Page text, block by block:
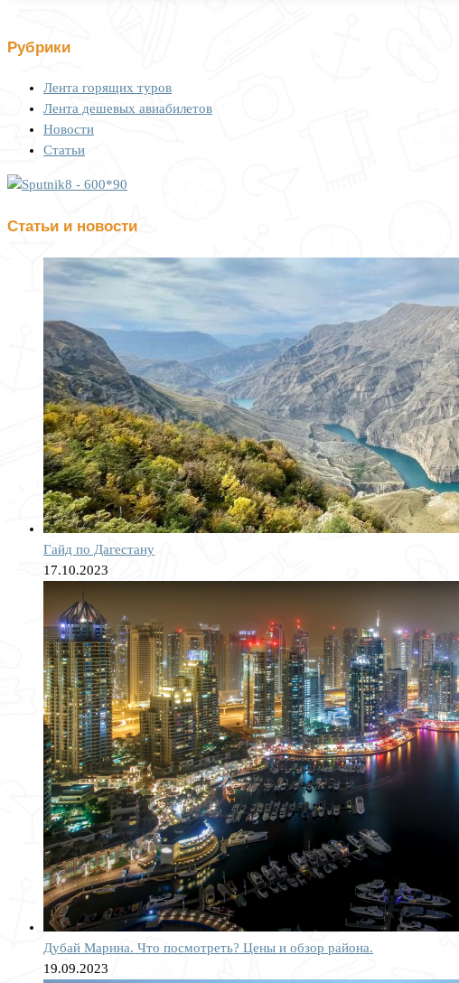
Рубрики
Лента горящих туров
Лента дешевых авиабилетов
Новости
Статьи
Статьи и новости
Гайд по Дагестану
17.10.2023
Дубай Марина. Что посмотреть? Цены и обзор района.
19.09.2023